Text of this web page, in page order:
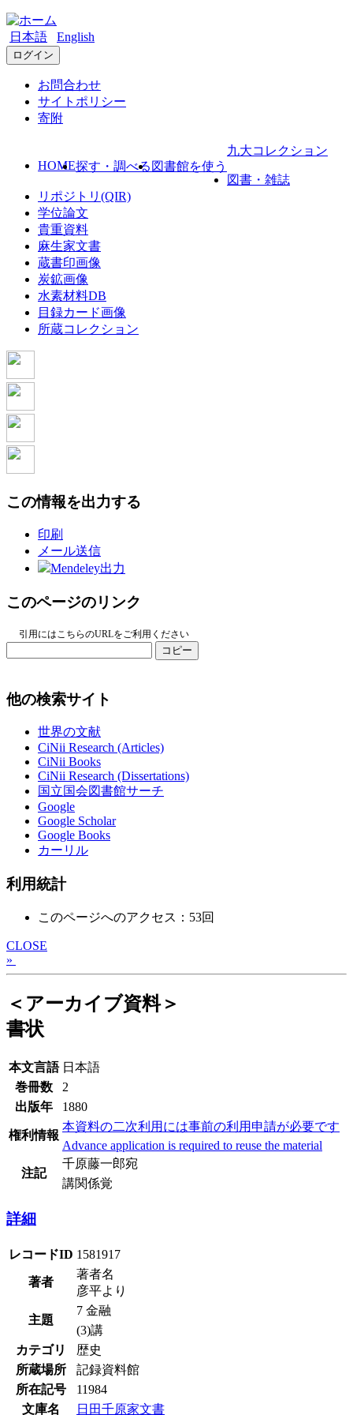
日本語 English
ログイン
お問合わせ
サイトポリシー
寄附
HOME探す・調べる 図書館を使う
九大コレクション
図書・雑誌
リポジトリ(QIR)
学位論文
貴重資料
麻生家文書
蔵書印画像
炭鉱画像
水素材料DB
目録カード画像
所蔵コレクション
この情報を出力する
印刷
メール送信
Mendeley出力
このページのリンク
引用にはこちらのURLをご利用ください
コピー
他の検索サイト
世界の文献
CiNii Research (Articles)
CiNii Books
CiNii Research (Dissertations)
国立国会図書館サーチ
Google
Google Scholar
Google Books
カーリル
利用統計
このページへのアクセス：53回
CLOSE
»
＜アーカイブ資料＞
書状
本文言語 日本語
巻冊数
2
出版年
1880
権利情報
本資料の二次利用には事前の利用申請が必要です
Advance application is required to reuse the material
注記
千原藤一郎宛
講関係覚
詳細
レコードID 1581917
著者
著者名
彦平より
主題
7 金融
(3)講
カテゴリ
歴史
所蔵場所
記録資料館
所在記号
11984
文庫名
日田千原家文書